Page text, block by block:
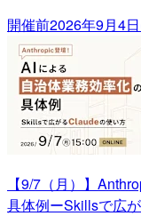
開催前2026年9月4
【9/7（月）】
具体例ーSkillsで広